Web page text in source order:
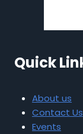
Quick
About us
Contact Us
Events